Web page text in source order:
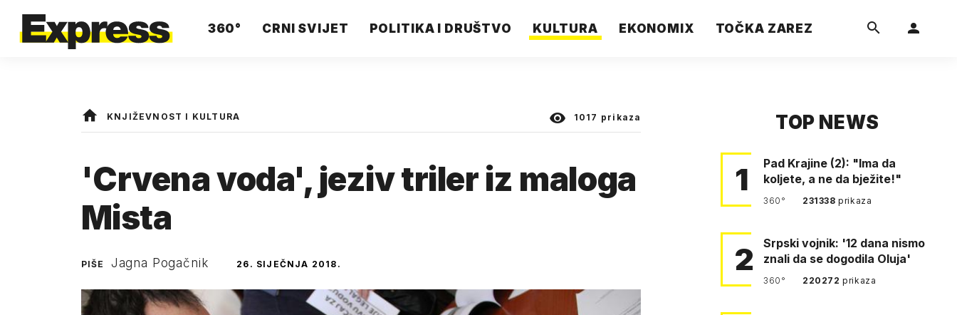
360° CRNI SVIJET POLITIKA I DRUŠTVO KULTURA EKONOMIX TOČKA ZAREZ
KNJIŽEVNOST I KULTURA 1017 prikaza
'Crvena voda', jeziv triler iz maloga
Mista
PIŠE Jagna Pogačnik 26. SIJEČNJA 2018.
TOP NEWS
1
Pad Krajine (2): "Ima da
koljete, a ne da bježite!"
360° 231338prikaza
2
Srpski vojnik: '12 dana nismo
znali da se dogodila Oluja'
360° 220272prikaza